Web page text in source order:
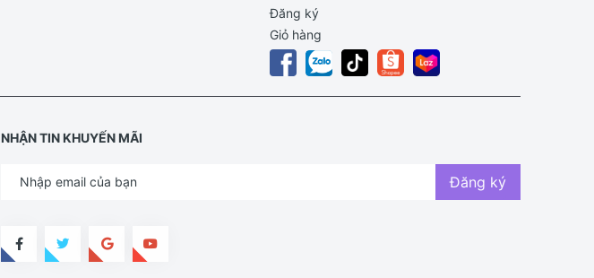
Đăng ký
Giỏ hàng
NHẬN TIN KHUYẾN MÃI
Đăng ký